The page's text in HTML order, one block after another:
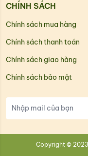
CHÍNH SÁCH
Chính sách mua hàng
Chính sách thanh toán
Chính sách giao hàng
Chính sách bảo mật
Copyright ©